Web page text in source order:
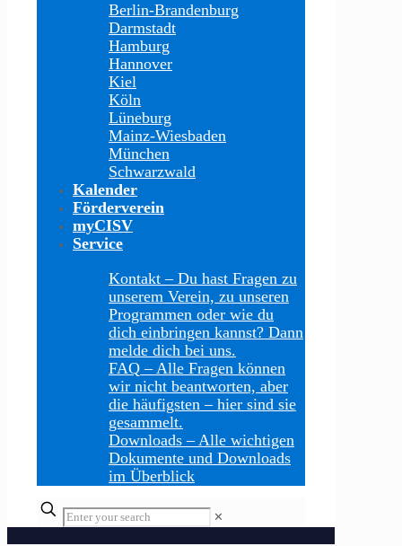
Berlin-Brandenburg
Darmstadt
Hamburg
Hannover
Kiel
Köln
Lüneburg
Mainz-Wiesbaden
München
Schwarzwald
Kalender
Förderverein
myCISV
Service
Kontakt – Du hast Fragen zu
unserem Verein, zu unseren
Programmen oder wie du
dich einbringen kannst? Dann
melde dich bei uns.
FAQ –Alle Fragen können
wir nicht beantworten, aber
die häufigsten – hier sind sie
gesammelt.
Downloads –Alle wichtigen
Dokumente und Downloads
im Überblick
Enter
your
✕